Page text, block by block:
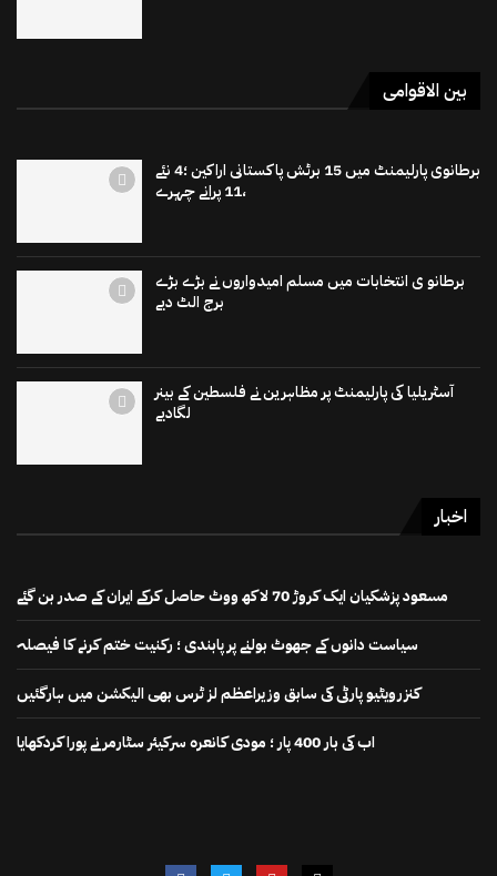
بین الاقوامی
برطانوی پارلیمنٹ میں 15 برٹش پاکستانی اراکین ؛4 نئے
،11 پرانے چہرے
برطانو ی انتخابات میں مسلم امیدواروں نے بڑے بڑے
برج الٹ دیے
آسٹریلیا کی پارلیمنٹ پر مظاہرین نے فلسطین کے بینر
لگادیے
اخبار
مسعود پزشکیان ایک کروڑ 70 لاکھ ووٹ حاصل کرکے ایران کے صدر بن گئے
سیاست دانوں کے جھوٹ بولنے پر پابندی ؛ رکنیت ختم کرنے کا فیصلہ
کنزرویٹیو پارٹی کی سابق وزیراعظم لز ٹرس بھی الیکشن میں ہارگئیں
اب کی بار 400 پار ؛ مودی کانعرہ سرکیئر سٹارمر نے پورا کردکھایا